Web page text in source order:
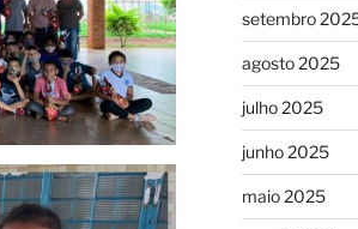
setembro
agosto 2025
julho 2025
junho 2025
maio 2025